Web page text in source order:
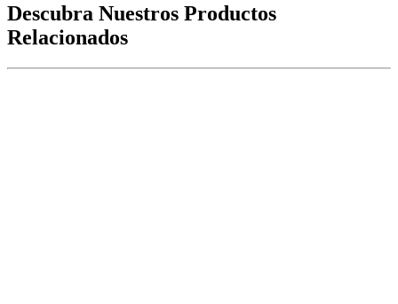
Descubra Nuestros Productos
Relacionados